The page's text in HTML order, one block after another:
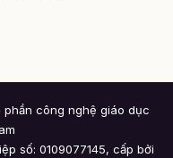
công nghệ giáo dục
số: 0109077145, cấp bởi